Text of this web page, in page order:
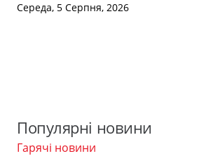
Середа, 5 Серпня, 2026
Популярні новини
Гарячі новини